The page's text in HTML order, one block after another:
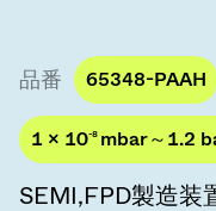
ITER真空バルブカタロ
真空バルブ技術
品番 65348-PAAH
1 × 10-8 mbar～1.2
SEMI,FPD製造装